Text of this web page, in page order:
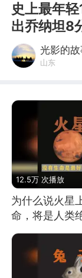
史上最年
出乔纳坦8
光影的
山东
12.5万 次播放
为什么说火星
命，将是人类
始？